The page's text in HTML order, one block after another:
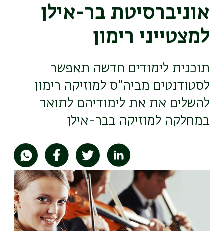
אוניברסיטת בר-אילן
למצטייני רימון
תוכנית לימודים חדשה תאפשר
לסטודנטים מביה"ס למוזיקה רימון
להשלים את את לימודיהם לתואר
במחלקה למוזיקה בבר-אילן